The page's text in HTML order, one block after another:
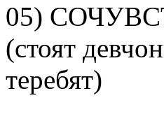
05)
(стоят
теребят)